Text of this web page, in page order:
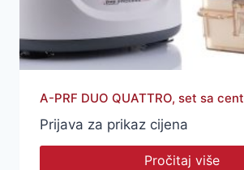
A-PRF DUO QUATTRO, set sa
Prijava za prikaz cijena
Pročitaj više